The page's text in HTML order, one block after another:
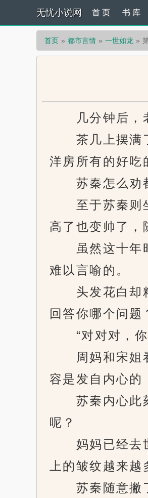
无忧小说网 首 页 书 库
首页 都市言情 一世如龙
几分钟后，老
茶几上摆满了
洋房所有的好吃
苏秦怎么劝都
至于苏秦则坐
高了也变帅了，
虽然这十年时
难以言喻的。
头发花白却精
回答你哪个问题
“对对对，你
周妈和宋姐看
容是发自内心的
苏秦内心此刻
呢？
妈妈已经去世
上的皱纹越来
苏秦随意撇了